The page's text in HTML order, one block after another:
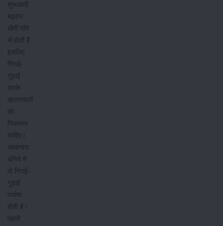
शुरूआती
बढ़वार
धीमी गति
से होती हैं
इसलिए
निराई-
गुड़ाई
करके
खरपतवारों
को
निकलना
चाहिए।
सामान्यतः
धनिये में
दो निराई-
गुड़ाई
पर्याप्त
होती है।
पहली